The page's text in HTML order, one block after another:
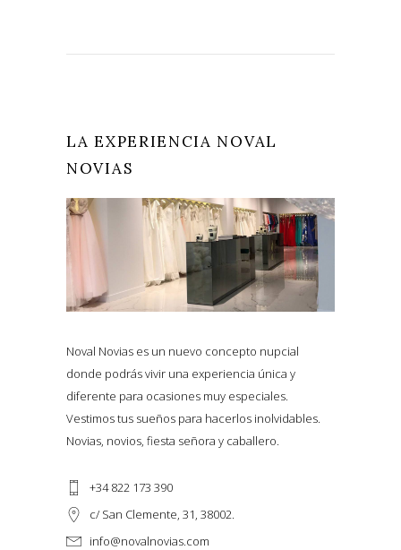
LA EXPERIENCIA NOVAL
NOVIAS
Noval Novias es un nuevo concepto nupcial
donde podrás vivir una experiencia única y
diferente para ocasiones muy especiales.
Vestimos tus sueños para hacerlos inolvidables.
Novias, novios, fiesta señora y caballero.
+34 822 173 390
c/ San Clemente, 31, 38002.
info@novalnovias.com